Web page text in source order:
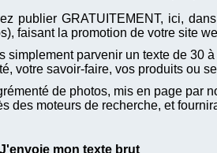
publier GRATUITEMENT, ici,
faisant la promotion de votre site
simplement parvenir un texte de 30
votre savoir-faire, vos produits ou
de photos, mis en page par
des moteurs de recherche, et
J'envoie mon texte brut